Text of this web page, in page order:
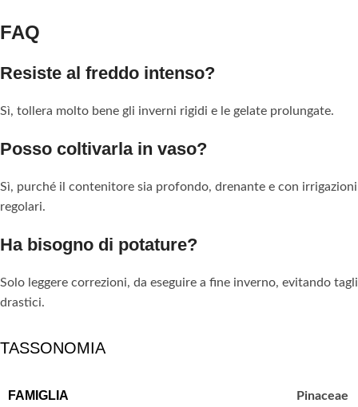
FAQ
Resiste al freddo intenso?
Sì, tollera molto bene gli inverni rigidi e le gelate prolungate.
Posso coltivarla in vaso?
Sì, purché il contenitore sia profondo, drenante e con irrigazioni
regolari.
Ha bisogno di potature?
Solo leggere correzioni, da eseguire a fine inverno, evitando tagli
drastici.
TASSONOMIA
FAMIGLIA Pinaceae